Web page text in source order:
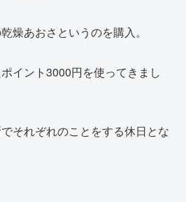
燥あおさというのを購入。
イント3000円を使ってきまし
それぞれのことをする休日とな